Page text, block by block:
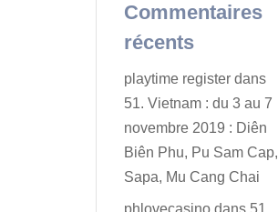
Commentaires
récents
playtime register dans
51. Vietnam : du 3 au 7
novembre 2019 : Diên
Biên Phu, Pu Sam Cap,
Sapa, Mu Cang Chai
phlovecasino dans 51.